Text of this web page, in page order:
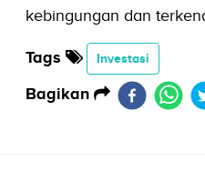
kebingungan dan
Tags Investasi
Bagikan